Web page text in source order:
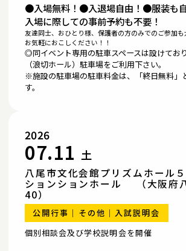
●入場無料！●入退場自由！ ●服装も
入場に際しての事前予約も不要！
友達同士、おひとり様、保護者の方のみでのご参加も
お気軽におこしください！！
◎同イベント専用の駐車スペースは設けてお
（浪切ホール）駐車場をご利用下さい。
※施設の駐車場の駐車料金は、「終日無料」
す。
2026
07.11 土
八尾市文化会館プリズムホー
ションションホール （大阪府
40）
公開行事 その他
入試説明会
個別相談会及び学校説明会を開催